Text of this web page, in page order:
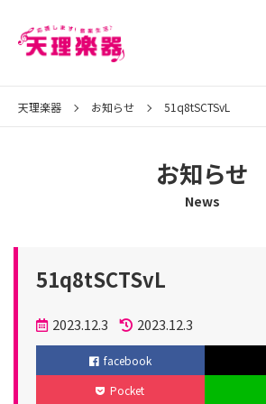
天理楽器 お知らせ 51q8tSCTSvL
お知らせ
News
51q8tSCTSvL
投
稿
日
2023.12.3
更
新
2023.12.3
facebook
Pocket